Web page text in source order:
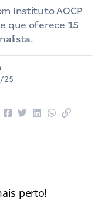
Instituto AOCP
que oferece 15
25
perto!